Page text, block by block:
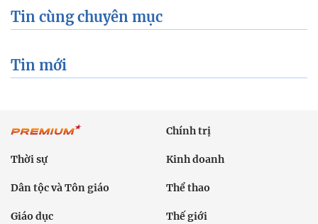
Tin cùng chuyên mục
Tin mới
Chính trị
Thời sự Kinh doanh
Dân tộc và Tôn giáo Thể thao
Giáo dục Thế giới